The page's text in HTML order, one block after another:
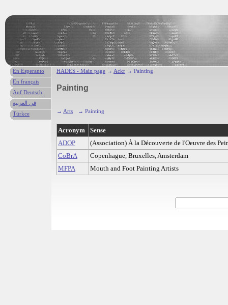
HADES - Main page → Ackr → Painting
Painting
→ Arts → Painting
Acronym
Sense
ADOP
(Association) À la Découverte de l'Oeuvre des
CoBrA
Copenhague, Bruxelles, Amsterdam
MFPA
Mouth and Foot Painting Artists
En Esperanto
En français
Auf Deutsch
في العربية
Türkce